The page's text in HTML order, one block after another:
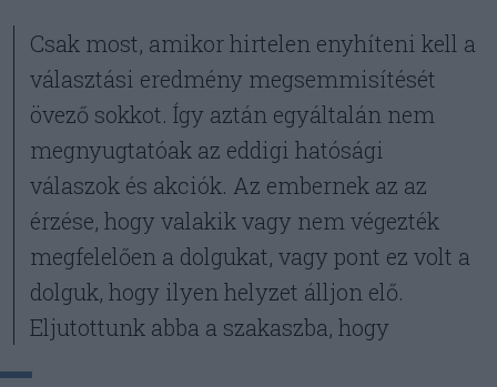
Csak most, amikor hirtelen enyhíteni kell a
választási eredmény megsemmisítését
övező sokkot. Így aztán egyáltalán nem
megnyugtatóak az eddigi hatósági
válaszok és akciók. Az embernek az az
érzése, hogy valakik vagy nem végezték
megfelelően a dolgukat, vagy pont ez volt a
dolguk, hogy ilyen helyzet álljon elő.
Eljutottunk abba a szakaszba, hogy